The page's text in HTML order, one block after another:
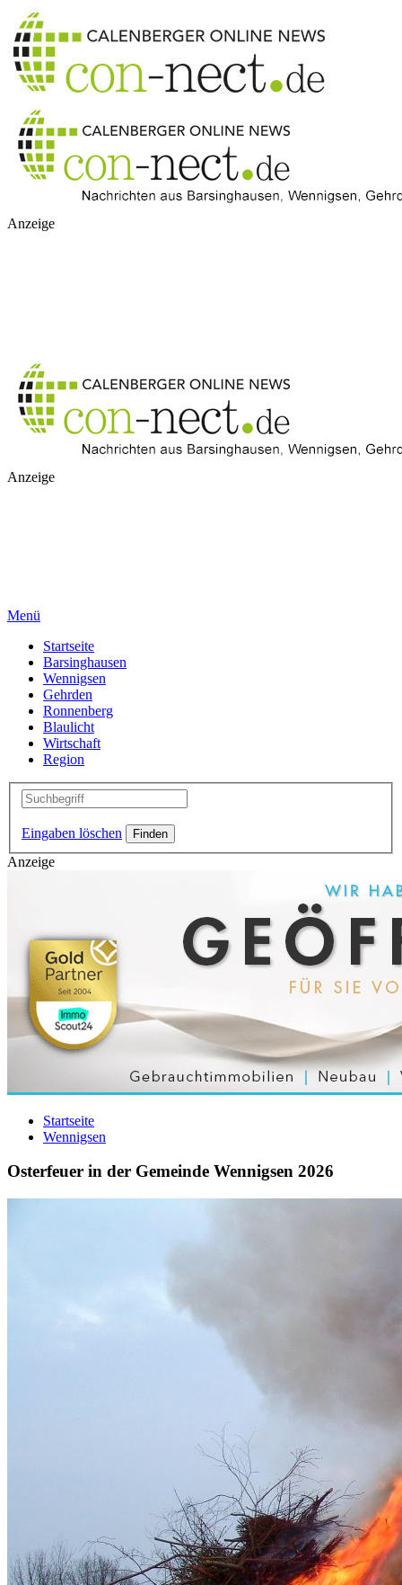
Anzeige
Anzeige
Menü
Startseite
Barsinghausen
Wennigsen
Gehrden
Ronnenberg
Blaulicht
Wirtschaft
Region
Eingaben löschen
Anzeige
Startseite
Wennigsen
Osterfeuer in der Gemeinde Wennigsen 2026